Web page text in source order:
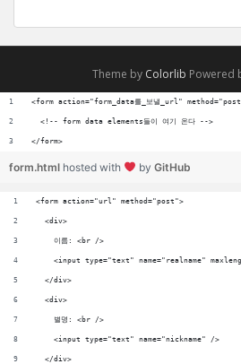
Theme by Colorlib Powered
<form action="form_data를_보낼_url"
  <!-- form data elements들이 여기 온다 -->
</form>
form.html hosted with by GitHub
<form action="url" method="post">
  <div>
    이름: <br />
<input type="text" name="realname"
  </div>
  <div>
    별명: <br />
    <input type="text" name="nickname" />
  </div>